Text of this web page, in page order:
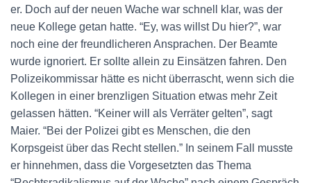
er. Doch auf der neuen Wache war schnell klar, was der
neue Kollege getan hatte. “Ey, was willst Du hier?”, war
noch eine der freundlicheren Ansprachen. Der Beamte
wurde ignoriert. Er sollte allein zu Einsätzen fahren. Den
Polizeikommissar hätte es nicht überrascht, wenn sich die
Kollegen in einer brenzligen Situation etwas mehr Zeit
gelassen hätten. “Keiner will als Verräter gelten”, sagt
Maier. “Bei der Polizei gibt es Menschen, die den
Korpsgeist über das Recht stellen.” In seinem Fall musste
er hinnehmen, dass die Vorgesetzten das Thema